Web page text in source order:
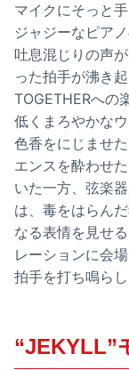
マイクにそっと
ジャジーなピア
吐息混じりの声
った拍手が沸き
TOGETHERへの
低くまろやかな
色香をにじませ
エンスを酔わせ
いた一方、弦楽
は、毒をはらん
なる表情を見せ
レーションに会
拍手を打ち鳴らし
“JEKYLL”